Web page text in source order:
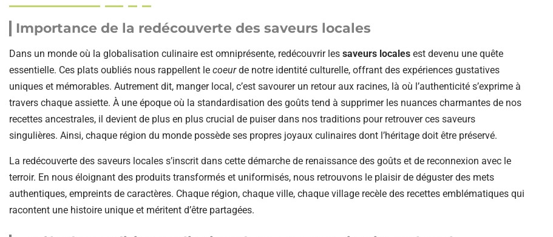
Importance de la redécouverte des saveurs locales
Dans un monde où la globalisation culinaire est omniprésente, redécouvrir les saveurs locales est devenu une quête
essentielle. Ces plats oubliés nous rappellent le coeurde notre identité culturelle, offrant des expériences gustatives
uniques et mémorables. Autrement dit, manger local, c’est savourer un retour aux racines, là où l’authenticité s’exprime à
travers chaque assiette. À une époque où la standardisation des goûts tend à supprimer les nuances charmantes de nos
recettes ancestrales, il devient de plus en plus crucial de puiser dans nos traditions pour retrouver ces saveurs
singulières. Ainsi, chaque région du monde possède ses propres joyaux culinaires dont l’héritage doit être préservé.
La redécouverte des saveurs locales s’inscrit dans cette démarche de renaissance des goûts et de reconnexion avec le
terroir. En nous éloignant des produits transformés et uniformisés, nous retrouvons le plaisir de déguster des mets
authentiques, empreints de caractères. Chaque région, chaque ville, chaque village recèle des recettes emblématiques qui
racontent une histoire unique et méritent d’être partagées.